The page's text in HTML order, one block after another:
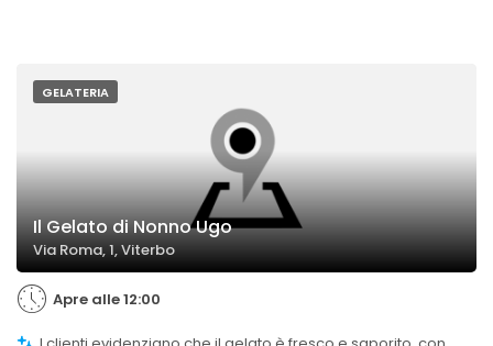
GELATERIA
Il Gelato di Nonno Ugo
Via Roma, 1, Viterbo
Apre alle 12:00